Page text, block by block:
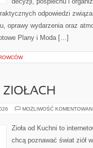
odpowiedzi
oprawy wydarzenia oraz
Plany i Moda […]
ZIOŁACH
MOŻLIWOŚĆ
Zioła od Kuchni to
chcą poznawać świat ziół